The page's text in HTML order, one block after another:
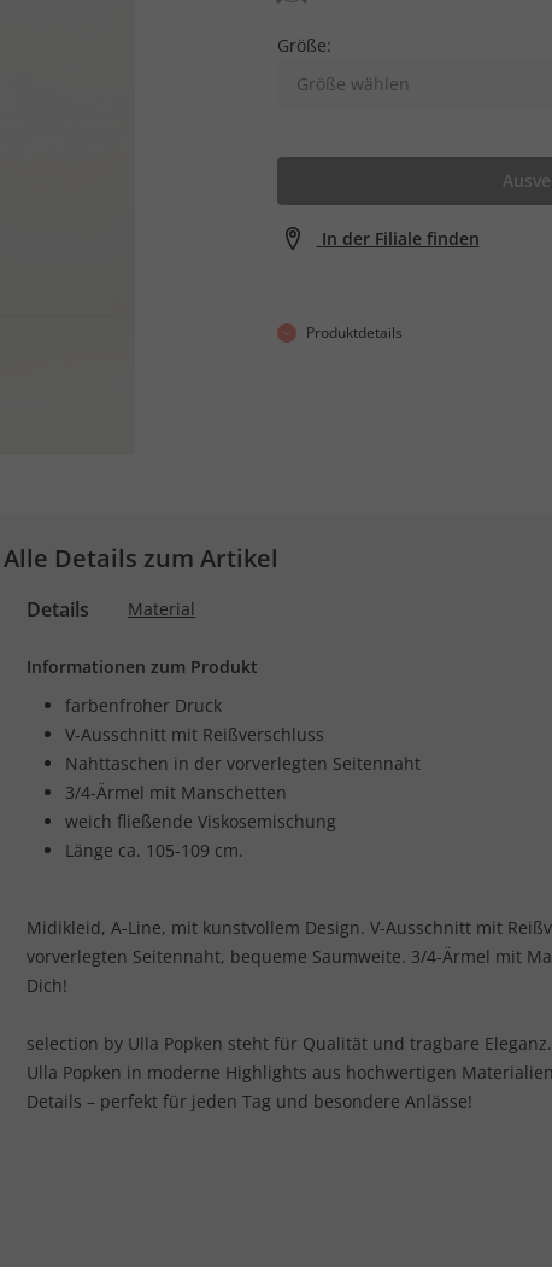
Größe:
Größe wählen
In der Filiale finden
Produktdetails
Alle Details zum Artikel
Details Material
Informationen zum Produkt
farbenfroher Druck
V-Ausschnitt mit Reißverschluss
Nahttaschen in der vorverlegten Seitennaht
3/4-Ärmel mit Manschetten
weich fließende Viskosemischung
Länge ca. 105-109 cm.
Midikleid, A-Line, mit kunstvollem Design. V-Ausschnitt mit
vorverlegten Seitennaht, bequeme Saumweite. 3/4-Ärmel mit
Dich!
selection by Ulla Popken steht für Qualität und tragbare
Ulla Popken in moderne Highlights aus hochwertigen
Details – perfekt für jeden Tag und besondere Anlässe!